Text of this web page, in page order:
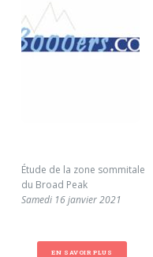
Étude de la zone sommitale
du Broad Peak
Samedi 16 janvier 2021
EN SAVOIR PLUS